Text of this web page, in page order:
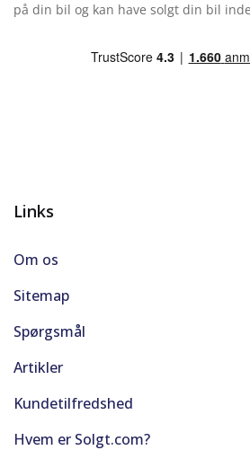
på din bil og kan have solgt din bil
Links
Om os
Sitemap
Spørgsmål
Artikler
Kundetilfredshed
Hvem er Solgt.com?